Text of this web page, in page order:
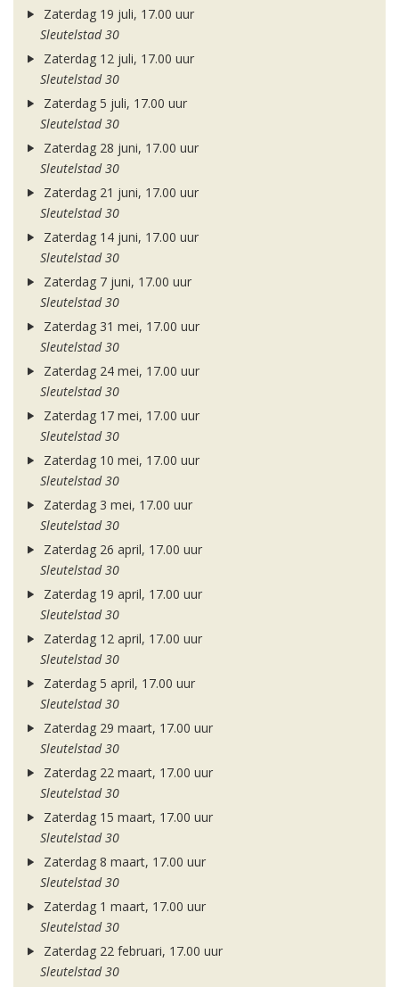
Zaterdag 19 juli, 17.00 uur
Sleutelstad 30
Zaterdag 12 juli, 17.00 uur
Sleutelstad 30
Zaterdag 5 juli, 17.00 uur
Sleutelstad 30
Zaterdag 28 juni, 17.00 uur
Sleutelstad 30
Zaterdag 21 juni, 17.00 uur
Sleutelstad 30
Zaterdag 14 juni, 17.00 uur
Sleutelstad 30
Zaterdag 7 juni, 17.00 uur
Sleutelstad 30
Zaterdag 31 mei, 17.00 uur
Sleutelstad 30
Zaterdag 24 mei, 17.00 uur
Sleutelstad 30
Zaterdag 17 mei, 17.00 uur
Sleutelstad 30
Zaterdag 10 mei, 17.00 uur
Sleutelstad 30
Zaterdag 3 mei, 17.00 uur
Sleutelstad 30
Zaterdag 26 april, 17.00 uur
Sleutelstad 30
Zaterdag 19 april, 17.00 uur
Sleutelstad 30
Zaterdag 12 april, 17.00 uur
Sleutelstad 30
Zaterdag 5 april, 17.00 uur
Sleutelstad 30
Zaterdag 29 maart, 17.00 uur
Sleutelstad 30
Zaterdag 22 maart, 17.00 uur
Sleutelstad 30
Zaterdag 15 maart, 17.00 uur
Sleutelstad 30
Zaterdag 8 maart, 17.00 uur
Sleutelstad 30
Zaterdag 1 maart, 17.00 uur
Sleutelstad 30
Zaterdag 22 februari, 17.00 uur
Sleutelstad 30